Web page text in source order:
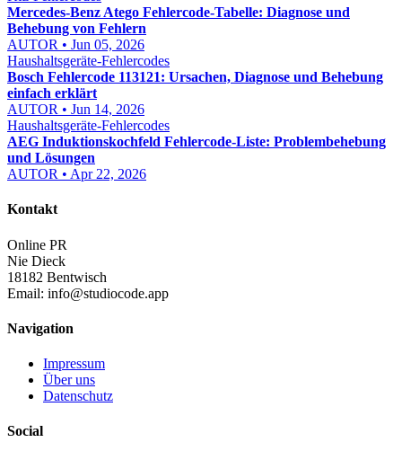
Mercedes-Benz Atego Fehlercode-Tabelle: Diagnose und
Behebung von Fehlern
AUTOR • Jun 05, 2026
Haushaltsgeräte-Fehlercodes
Bosch Fehlercode 113121: Ursachen, Diagnose und Behebung
einfach erklärt
AUTOR • Jun 14, 2026
Haushaltsgeräte-Fehlercodes
AEG Induktionskochfeld Fehlercode-Liste: Problembehebung
und Lösungen
AUTOR • Apr 22, 2026
Kontakt
Online PR
Nie Dieck
18182 Bentwisch
Email: info@studiocode.app
Navigation
Impressum
Über uns
Datenschutz
Social